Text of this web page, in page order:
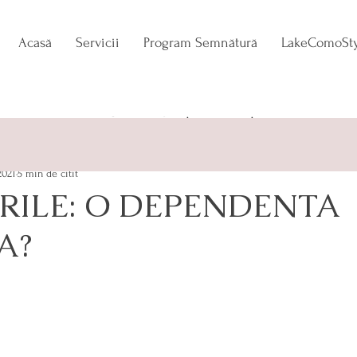
Acasă Servicii Program Semnătură
O DEPENDENTA
5 min de citit